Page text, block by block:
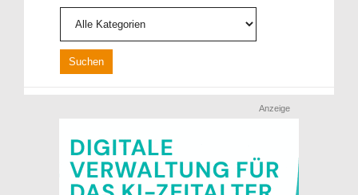
Anzeige